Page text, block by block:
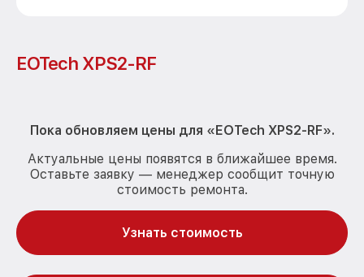
EOTech XPS2-RF
Пока обновляем цены для « EOTech XPS2-RF».
Актуальные цены появятся в ближайшее время.
Оставьте заявку — менеджер сообщит точную
стоимость ремонта.
Узнать стоимость